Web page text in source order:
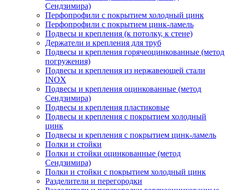
Сендзимира)
Перфопрофили с покрытием холодный цинк
Перфопрофили с покрытием цинк-ламель
Подвесы и крепления (к потолку, к стене)
Держатели и крепления для труб
Подвесы и крепления горячеоцинкованные (метод
погружения)
Подвесы и крепления из нержавеющей стали
INOX
Подвесы и крепления оцинкованные (метод
Сендзимира)
Подвесы и крепления пластиковые
Подвесы и крепления с покрытием холодный
цинк
Подвесы и крепления с покрытием цинк-ламель
Полки и стойки
Полки и стойки оцинкованные (метод
Сендзимира)
Полки и стойки с покрытием холодный цинк
Разделители и перегородки